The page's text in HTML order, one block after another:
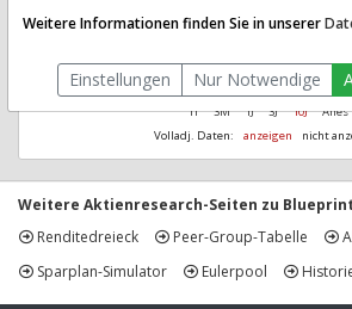
1T 3M 1J 3J 10J
Alles
Volladj. Daten:
anzeigen nicht
Weitere Aktienresearch-Seiten zu
Renditedreieck
Peer-Group-Tabelle
Sparplan-Simulator
Eulerpool
Weitere Informationen finden Sie in unserer
Einstellungen Nur Notwendige